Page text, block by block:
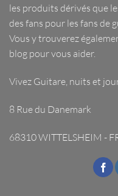
les produits dérivés que
des fans pour les fans de
Vous y trouverez
blog pour vous aider.
Vivez Guitare, nuits et
8 Rue du Danemark
68310 WITTELSHEIM -